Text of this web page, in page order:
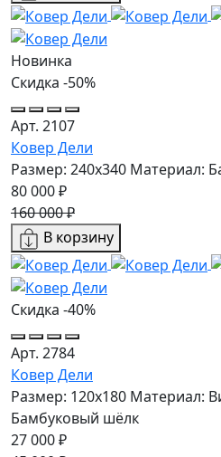
Новинка
Скидка -50%
Арт. 2107
Ковер Дели
Размер: 240x340 Материал:
80 000 ₽
160 000 ₽
В корзину
Скидка -40%
Арт. 2784
Ковер Дели
Размер: 120x180 Материал:
Бамбуковый шёлк
27 000 ₽